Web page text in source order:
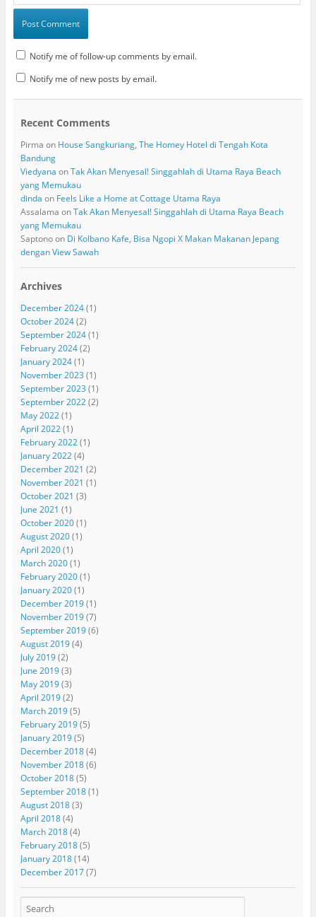
Notify me of follow-up comments by email.
Notify me of new posts by email.
Recent Comments
Pirma on House Sangkuriang, The Homey Hotel di Tengah Kota
Bandung
Viedyana onTak Akan Menyesal! Singgahlah di Utama Raya Beach
yang Memukau
dinda on Feels Like a Home at Cottage Utama Raya
Assalama onTak Akan Menyesal! Singgahlah di Utama Raya Beach
yang Memukau
Saptonoon Di Kolbano Kafe, Bisa Ngopi X Makan Makanan Jepang
dengan View Sawah
Archives
December 2024(1)
October 2024(2)
September 2024(1)
February 2024(2)
January 2024(1)
November 2023 (1)
September 2023 (1)
September 2022(2)
May 2022(1)
April 2022(1)
February 2022(1)
January 2022(4)
December 2021 (2)
November 2021 (1)
October 2021 (3)
June 2021 (1)
October 2020(1)
August 2020(1)
April 2020(1)
March 2020(1)
February 2020(1)
January 2020(1)
December 2019(1)
November 2019(7)
September 2019(6)
August 2019(4)
July 2019(2)
June 2019(3)
May 2019(3)
April 2019(2)
March 2019(5)
February 2019(5)
January 2019(5)
December 2018(4)
November 2018(6)
October 2018(5)
September 2018(1)
August 2018(3)
April 2018(4)
March 2018(4)
February 2018(5)
January 2018(14)
December 2017(7)